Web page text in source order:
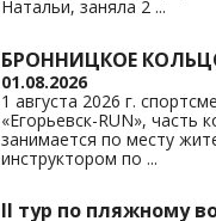
Натальи, заняла 2 ...
БРОННИЦКОЕ
01.08.2026
1 августа 2026 г.
«Егорьевск-RUN», часть
занимается по месту
инструктором по ...
II тур по пляжному